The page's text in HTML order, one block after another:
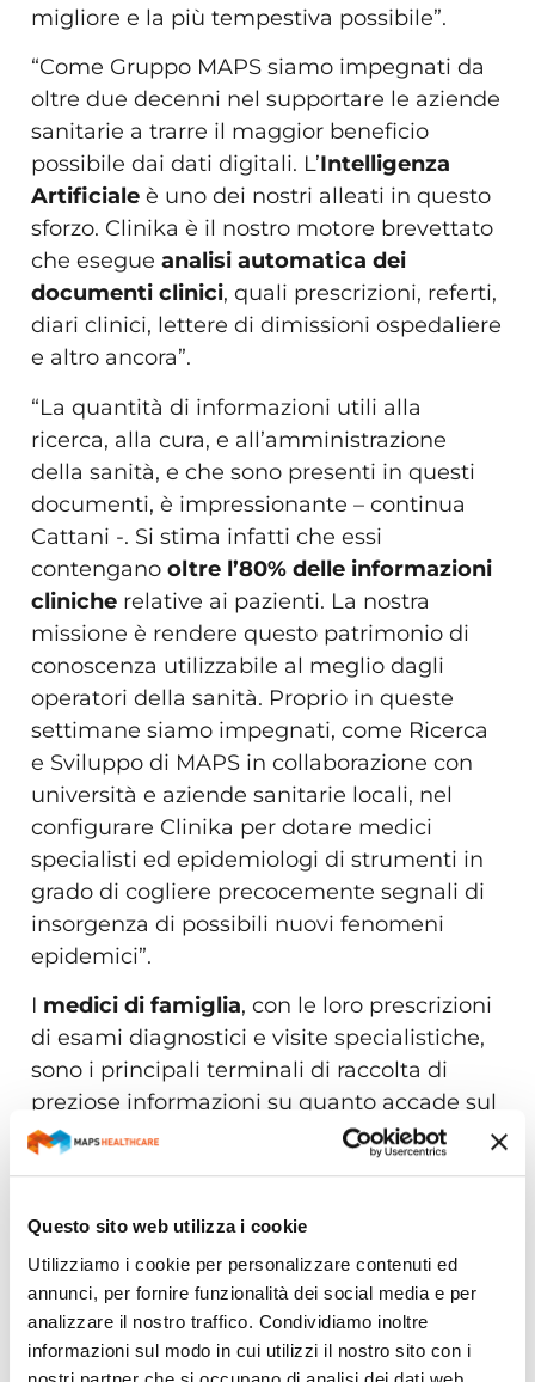
Questo sito web utilizza i cookie
Utilizziamo i cookie per personalizzare contenuti ed
annunci, per fornire funzionalità dei social media e per
analizzare il nostro traffico. Condividiamo inoltre
informazioni sul modo in cui utilizzi il nostro sito con i
migliore e la più tempestiva possibile”.
“Come Gruppo MAPS siamo impegnati da
oltre due decenni nel supportare le aziende
sanitarie a trarre il maggior beneficio
possibile dai dati digitali. L’Intelligenza
Artificiale è uno dei nostri alleati in questo
sforzo. Clinika è il nostro motore brevettato
che esegue analisi automatica dei
documenti clinici, quali prescrizioni, referti,
diari clinici, lettere di dimissioni ospedaliere
e altro ancora”.
“La quantità di informazioni utili alla
ricerca, alla cura, e all’amministrazione
della sanità, e che sono presenti in questi
documenti, è impressionante – continua
Cattani -. Si stima infatti che essi
contengano oltre l’80% delle informazioni
cliniche relative ai pazienti. La nostra
missione è rendere questo patrimonio di
conoscenza utilizzabile al meglio dagli
operatori della sanità. Proprio in queste
settimane siamo impegnati, come Ricerca
e Sviluppo di MAPS in collaborazione con
università e aziende sanitarie locali, nel
configurare Clinika per dotare medici
specialisti ed epidemiologi di strumenti in
grado di cogliere precocemente segnali di
insorgenza di possibili nuovi fenomeni
epidemici”.
I medici di famiglia, con le loro prescrizioni
di esami diagnostici e visite specialistiche,
sono i principali terminali di raccolta di
preziose informazioni su quanto accade sul
territorio. “Queste informazioni sono
tuttavia disperse in milioni di documenti
decine di medici specialisti per essere
compiutamente estratte ed accorpate –
precisa Cattani -. L’Intelligenza Artificiale di
Clinika, addestrata con la competenza di
clinici e di epidemiologi, automatizza